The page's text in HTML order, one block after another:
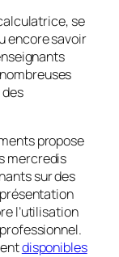
se
encore savoir
propose
mercredis
sur des
l’utilisation
disponibles